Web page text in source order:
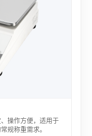
操作方便，适用于
规称重需求。